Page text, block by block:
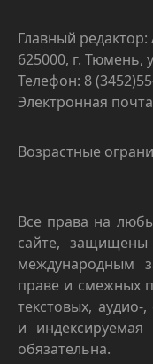
Главный
625000, г. Тюмень,
Телефон: 8
Электронная
Возрастные
Все права на
сайте, защищены
международным
праве и смежных
текстовых,
и индексируемая
обязательна.